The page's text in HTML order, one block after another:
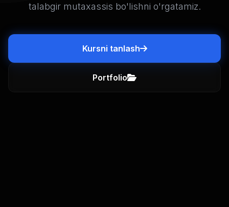
talabgir mutaxassis bo'lishni o'rgatamiz.
Kursni tanlash
Portfolio